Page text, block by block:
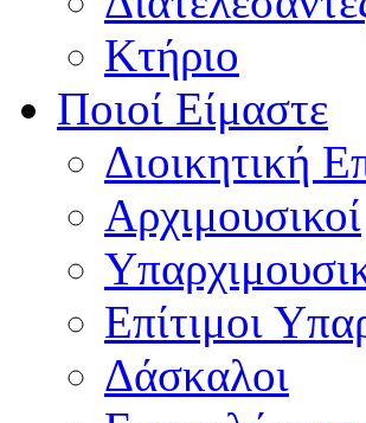
Κτήριο
Ποιοί Είμαστε
Διοικητική
Aρχιμουσικοί
Επίτιμοι
Δάσκαλοι